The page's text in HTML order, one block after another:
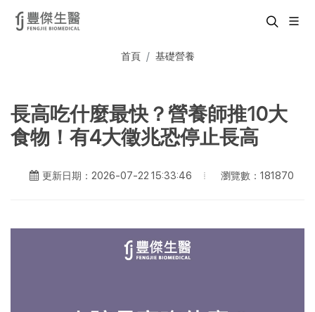
首頁 基礎營養
長高吃什麼最快？營養師推10大
食物！有4大徵兆恐停止長高
更新日期：2026-07-22 15:33:46 瀏覽數：181870